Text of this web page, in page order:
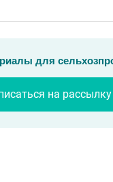
белая – 200 шт./м2
вьюнковый – 150 шт./
для
на рассылку